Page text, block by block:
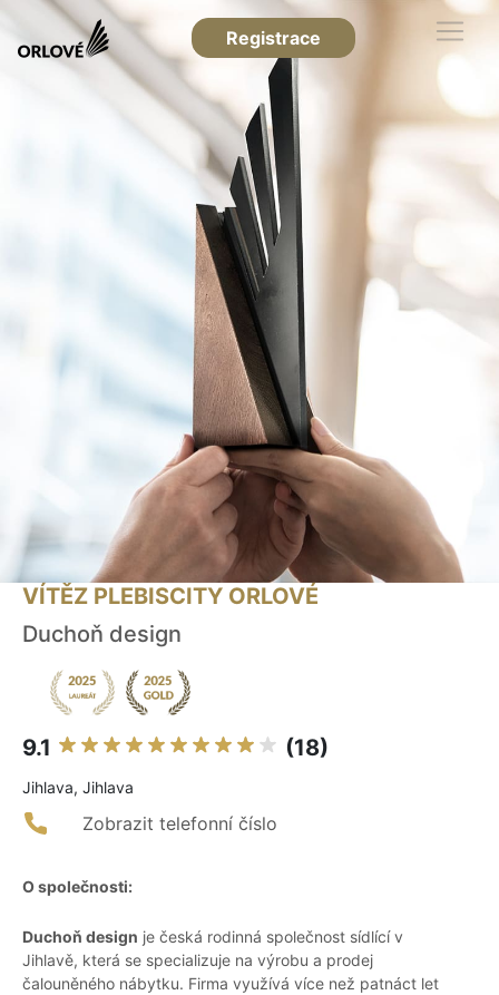
Registrace
VÍTĚZ PLEBISCITY ORLOVÉ
Duchoň design
9.1 (18)
Jihlava, Jihlava
Zobrazit telefonní číslo
O společnosti:
Duchoň design je česká rodinná společnost sídlící v
Jihlavě, která se specializuje na výrobu a prodej
čalouněného nábytku. Firma využívá více než patnáct let